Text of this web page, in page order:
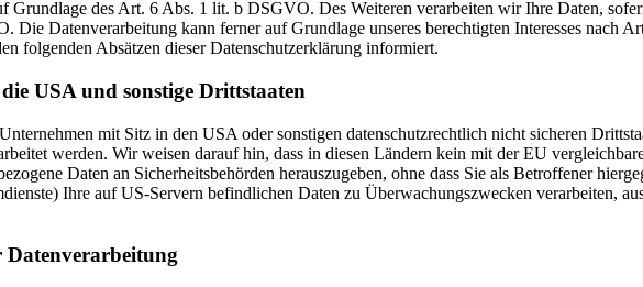
Grundlage des Art. 6 Abs. 1 lit. b DSGVO. Des Weiteren verarbeiten wir Ihre Daten,
Die Datenverarbeitung kann ferner auf Grundlage unseres berechtigten Interesses
folgenden Absätzen dieser Datenschutzerklärung informiert.
USA und sonstige Drittstaaten
mit Sitz in den USA oder sonstigen datenschutzrechtlich nicht sicheren
werden. Wir weisen darauf hin, dass in diesen Ländern kein mit der EU
Daten an Sicherheitsbehörden herauszugeben, ohne dass Sie als Betroffener
Ihre auf US-Servern befindlichen Daten zu Überwachungszwecken verarbeiten,